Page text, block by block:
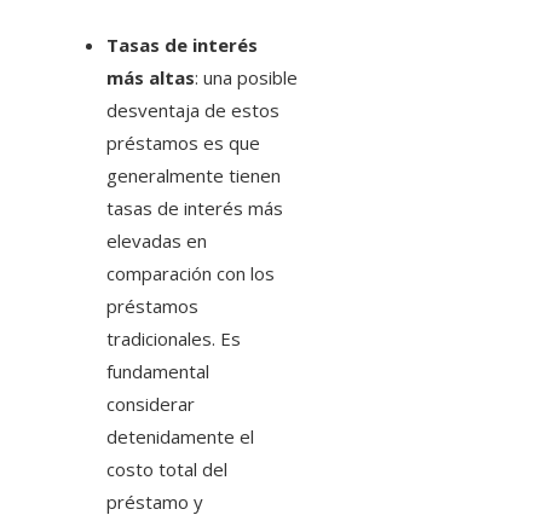
Tasas de interés
más altas: una posible
desventaja de estos
préstamos es que
generalmente tienen
tasas de interés más
elevadas en
comparación con los
préstamos
tradicionales. Es
fundamental
considerar
detenidamente el
costo total del
préstamo y